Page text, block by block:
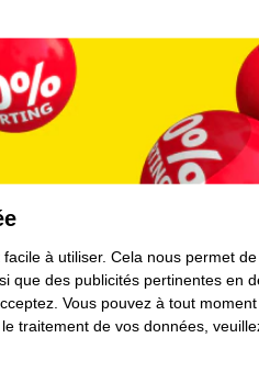
Économisez jusqu’à 100
Sur un séjour chez Landal !
à utiliser. Cela nous permet
que des publicités pertinentes en
Vous pouvez à tout
traitement de vos données,